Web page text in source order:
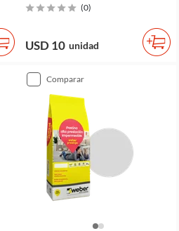
(0)
USD 10 unidad
comparar